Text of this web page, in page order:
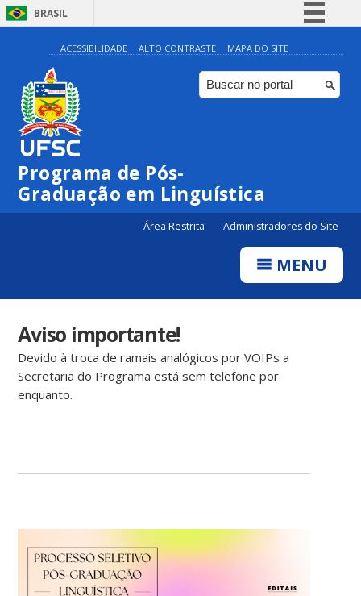
BRASIL
Simplifique!
Comunica BR
Participe
ACESSIBILIDADE ALTO CONTRASTE MAPA DO SITE
Programa de Pós-
Graduação em Linguística
Área Restrita Administradores do Site
MENU
Aviso importante!
Devido à troca de ramais analógicos por VOIPs a
Secretaria do Programa está sem telefone por
enquanto.